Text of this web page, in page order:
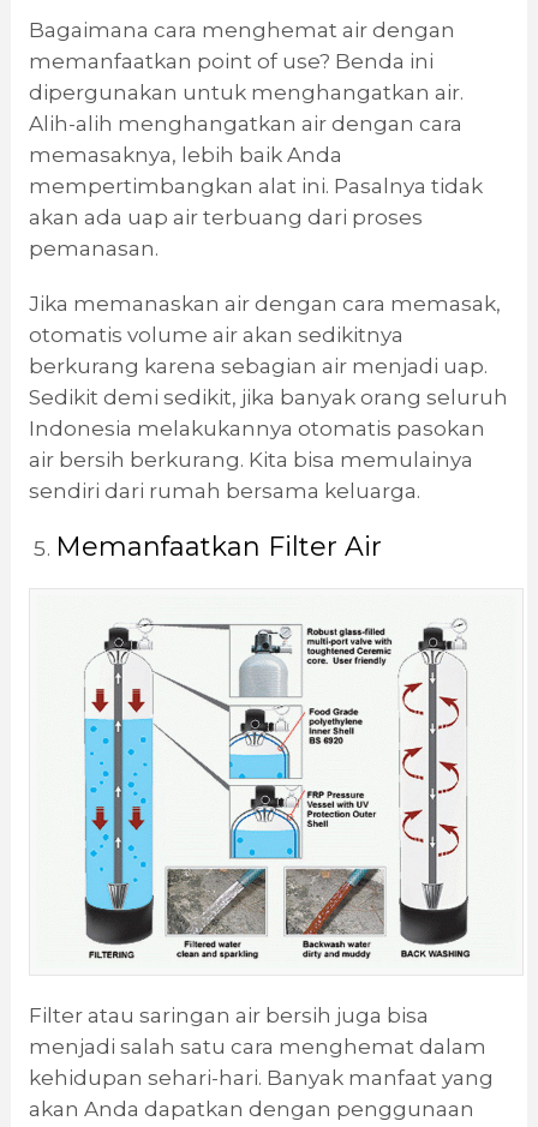
Bagaimana cara menghemat air dengan
memanfaatkan point of use? Benda ini
dipergunakan untuk menghangatkan air.
Alih-alih menghangatkan air dengan cara
memasaknya, lebih baik Anda
mempertimbangkan alat ini. Pasalnya tidak
akan ada uap air terbuang dari proses
pemanasan.
Jika memanaskan air dengan cara memasak,
otomatis volume air akan sedikitnya
berkurang karena sebagian air menjadi uap.
Sedikit demi sedikit, jika banyak orang seluruh
Indonesia melakukannya otomatis pasokan
air bersih berkurang. Kita bisa memulainya
sendiri dari rumah bersama keluarga.
Memanfaatkan Filter Air
Filter atau saringan air bersih juga bisa
menjadi salah satu cara menghemat dalam
kehidupan sehari-hari. Banyak manfaat yang
akan Anda dapatkan dengan penggunaan